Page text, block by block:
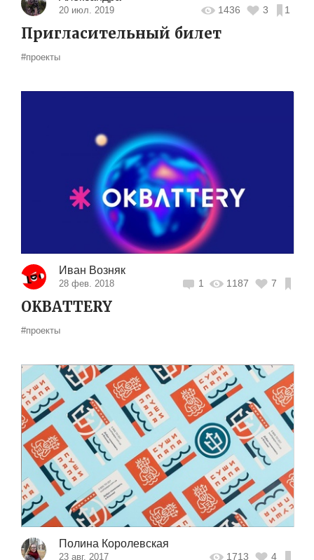
20 июл. 2019 1436 3 1
Пригласительный билет
#проекты
Иван Возняк
28 фев. 2018 1 1187 7
OKBATTERY
#проекты
Полина Королевская
23 авг. 2017 1713 4